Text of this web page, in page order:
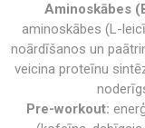
Aminoskābes
aminoskābes (L-
noārdīšanos un
veicina proteīnu
Pre-workout: